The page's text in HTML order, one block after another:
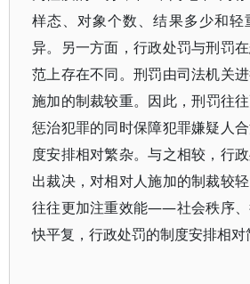
样态、对象个数、结果多少和轻
异。另一方面，行政处罚与刑罚
范上存在不同。刑罚由司法机关
施加的制裁较重。因此，刑罚往
惩治犯罪的同时保障犯罪嫌疑人
度安排相对繁杂。与之相较，行
出裁决，对相对人施加的制裁较
往往更加注重效能——社会秩序、
快平复，行政处罚的制度安排相对